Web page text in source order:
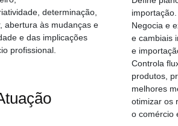
determinação,
abertura às mudanças e
e das implicações
profissional.
importação.
Negocia e
e cambiais
e
Controla
produtos,
melhores
otimizar os
o comércio